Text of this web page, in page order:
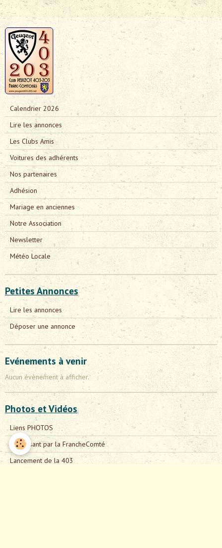
Calendrier 2026
Lire les annonces
Les Clubs Amis
Voitures des adhérents
Nos partenaires
Adhésion
Mariage en anciennes
Notre Association
Newsletter
Météo Locale
Petites Annonces
Lire les annonces
Déposer une annonce
Evénements à venir
Aucun évènement à afficher.
Photos et Vidéos
Liens PHOTOS
En passant par la FrancheComté
Lancement de la 403